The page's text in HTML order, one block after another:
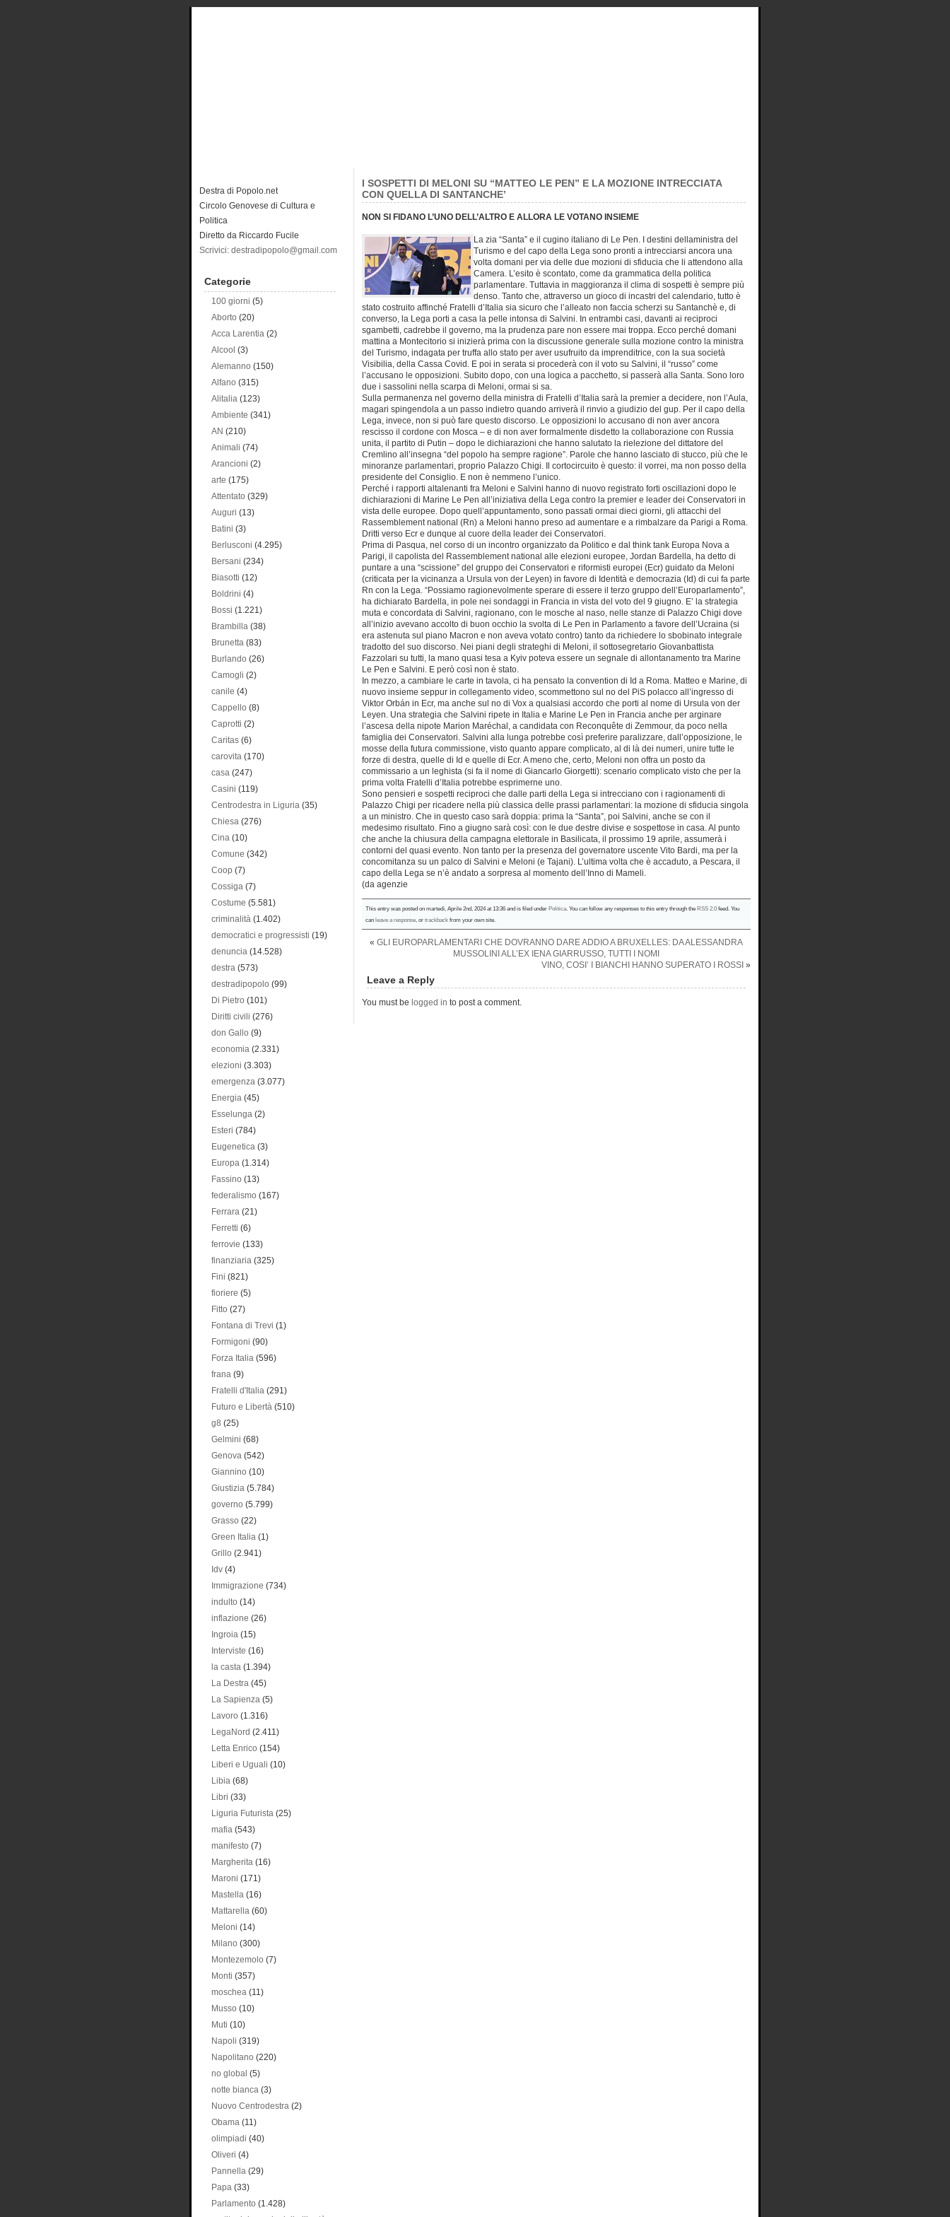
I SOSPETTI DI MELONI SU “MATTEO LE PEN” E LA MOZIONE INTRECCIATA
CON QUELLA DI SANTANCHE’
NON SI FIDANO L’UNO DELL’ALTRO E ALLORA LE VOTANO INSIEME
La zia “Santa” e il cugino italiano di Le Pen. I destini dellaministra del
Turismo e del capo della Lega sono pronti a intrecciarsi ancora una
volta domani per via delle due mozioni di sfiducia che li attendono alla
Camera. L’esito è scontato, come da grammatica della politica
parlamentare. Tuttavia in maggioranza il clima di sospetti è sempre più
denso. Tanto che, attraverso un gioco di incastri del calendario, tutto è
stato costruito affinché Fratelli d’Italia sia sicuro che l’alleato non faccia scherzi su Santanchè e, di
converso, la Lega porti a casa la pelle intonsa di Salvini. In entrambi casi, davanti ai reciproci
sgambetti, cadrebbe il governo, ma la prudenza pare non essere mai troppa. Ecco perché domani
mattina a Montecitorio si inizierà prima con la discussione generale sulla mozione contro la ministra
del Turismo, indagata per truffa allo stato per aver usufruito da imprenditrice, con la sua società
Visibilia, della Cassa Covid. E poi in serata si procederà con il voto su Salvini, il “russo” come
l’accusano le opposizioni. Subito dopo, con una logica a pacchetto, si passerà alla Santa. Sono loro
due i sassolini nella scarpa di Meloni, ormai si sa.
Sulla permanenza nel governo della ministra di Fratelli d’Italia sarà la premier a decidere, non l’Aula,
magari spingendola a un passo indietro quando arriverà il rinvio a giudizio del gup. Per il capo della
Lega, invece, non si può fare questo discorso. Le opposizioni lo accusano di non aver ancora
rescisso il cordone con Mosca – e di non aver formalmente disdetto la collaborazione con Russia
unita, il partito di Putin – dopo le dichiarazioni che hanno salutato la rielezione del dittatore del
Cremlino all’insegna “del popolo ha sempre ragione”. Parole che hanno lasciato di stucco, più che le
minoranze parlamentari, proprio Palazzo Chigi. Il cortocircuito è questo: il vorrei, ma non posso della
presidente del Consiglio. E non è nemmeno l’unico.
Perché i rapporti altalenanti fra Meloni e Salvini hanno di nuovo registrato forti oscillazioni dopo le
dichiarazioni di Marine Le Pen all’iniziativa della Lega contro la premier e leader dei Conservatori in
vista delle europee. Dopo quell’appuntamento, sono passati ormai dieci giorni, gli attacchi del
Rassemblement national (Rn) a Meloni hanno preso ad aumentare e a rimbalzare da Parigi a Roma.
Dritti verso Ecr e dunque al cuore della leader dei Conservatori.
Prima di Pasqua, nel corso di un incontro organizzato da Politico e dal think tank Europa Nova a
Parigi, il capolista del Rassemblement national alle elezioni europee, Jordan Bardella, ha detto di
puntare a una “scissione” del gruppo dei Conservatori e riformisti europei (Ecr) guidato da Meloni
(criticata per la vicinanza a Ursula von der Leyen) in favore di Identità e democrazia (Id) di cui fa parte
Rn con la Lega. “Possiamo ragionevolmente sperare di essere il terzo gruppo dell’Europarlamento”,
ha dichiarato Bardella, in pole nei sondaggi in Francia in vista del voto del 9 giugno. E’ la strategia
muta e concordata di Salvini, ragionano, con le mosche al naso, nelle stanze di Palazzo Chigi dove
all’inizio avevano accolto di buon occhio la svolta di Le Pen in Parlamento a favore dell’Ucraina (si
era astenuta sul piano Macron e non aveva votato contro) tanto da richiedere lo sbobinato integrale
tradotto del suo discorso. Nei piani degli strateghi di Meloni, il sottosegretario Giovanbattista
Fazzolari su tutti, la mano quasi tesa a Kyiv poteva essere un segnale di allontanamento tra Marine
Le Pen e Salvini. E però così non è stato.
In mezzo, a cambiare le carte in tavola, ci ha pensato la convention di Id a Roma. Matteo e Marine, di
nuovo insieme seppur in collegamento video, scommettono sul no del PiS polacco all’ingresso di
Viktor Orbán in Ecr, ma anche sul no di Vox a qualsiasi accordo che porti al nome di Ursula von der
Leyen. Una strategia che Salvini ripete in Italia e Marine Le Pen in Francia anche per arginare
l’ascesa della nipote Marion Maréchal, a candidata con Reconquête di Zemmour, da poco nella
famiglia dei Conservatori. Salvini alla lunga potrebbe così preferire paralizzare, dall’opposizione, le
mosse della futura commissione, visto quanto appare complicato, al di là dei numeri, unire tutte le
forze di destra, quelle di Id e quelle di Ecr. A meno che, certo, Meloni non offra un posto da
commissario a un leghista (si fa il nome di Giancarlo Giorgetti): scenario complicato visto che per la
prima volta Fratelli d’Italia potrebbe esprimerne uno.
Sono pensieri e sospetti reciproci che dalle parti della Lega si intrecciano con i ragionamenti di
Palazzo Chigi per ricadere nella più classica delle prassi parlamentari: la mozione di sfiducia singola
a un ministro. Che in questo caso sarà doppia: prima la “Santa”, poi Salvini, anche se con il
medesimo risultato. Fino a giugno sarà così: con le due destre divise e sospettose in casa. Al punto
che anche la chiusura della campagna elettorale in Basilicata, il prossimo 19 aprile, assumerà i
contorni del quasi evento. Non tanto per la presenza del governatore uscente Vito Bardi, ma per la
concomitanza su un palco di Salvini e Meloni (e Tajani). L’ultima volta che è accaduto, a Pescara, il
capo della Lega se n’è andato a sorpresa al momento dell’Inno di Mameli.
(da agenzie
This entry was posted on martedì, Aprile 2nd, 2024 at 13:36 and is filed under Politica . You can follow any responses to this entry through the RSS 2.0 feed. You
can leave a response , or trackback from your own site.
« GLI EUROPARLAMENTARI CHE DOVRANNO DARE ADDIO A BRUXELLES: DA ALESSANDRA
MUSSOLINI ALL’EX IENA GIARRUSSO, TUTTI I NOMI
VINO, COSI’ I BIANCHI HANNO SUPERATO I ROSSI »
Leave a Reply
You must be logged in to post a comment.
Destra di Popolo.net
Circolo Genovese di Cultura e
Politica
Diretto da Riccardo Fucile
Scrivici: destradipopolo@gmail.com
Categorie
100 giorni (5)
Aborto (20)
Acca Larentia (2)
Alcool (3)
Alemanno (150)
Alfano (315)
Alitalia (123)
Ambiente (341)
AN (210)
Animali (74)
Arancioni (2)
arte (175)
Attentato (329)
Auguri (13)
Batini (3)
Berlusconi (4.295)
Bersani (234)
Biasotti (12)
Boldrini (4)
Bossi (1.221)
Brambilla (38)
Brunetta (83)
Burlando (26)
Camogli (2)
canile (4)
Cappello (8)
Caprotti (2)
Caritas (6)
carovita (170)
casa (247)
Casini (119)
Centrodestra in Liguria (35)
Chiesa (276)
Cina (10)
Comune (342)
Coop (7)
Cossiga (7)
Costume (5.581)
criminalità (1.402)
democratici e progressisti (19)
denuncia (14.528)
destra (573)
destradipopolo (99)
Di Pietro (101)
Diritti civili (276)
don Gallo (9)
economia (2.331)
elezioni (3.303)
emergenza (3.077)
Energia (45)
Esselunga (2)
Esteri (784)
Eugenetica (3)
Europa (1.314)
Fassino (13)
federalismo (167)
Ferrara (21)
Ferretti (6)
ferrovie (133)
finanziaria (325)
Fini (821)
fioriere (5)
Fitto (27)
Fontana di Trevi (1)
Formigoni (90)
Forza Italia (596)
frana (9)
Fratelli d'Italia (291)
Futuro e Libertà (510)
g8 (25)
Gelmini (68)
Genova (542)
Giannino (10)
Giustizia (5.784)
governo (5.799)
Grasso (22)
Green Italia (1)
Grillo (2.941)
Idv (4)
Immigrazione (734)
indulto (14)
inflazione (26)
Ingroia (15)
Interviste (16)
la casta (1.394)
La Destra (45)
La Sapienza (5)
Lavoro (1.316)
LegaNord (2.411)
Letta Enrico (154)
Liberi e Uguali (10)
Libia (68)
Libri (33)
Liguria Futurista (25)
mafia (543)
manifesto (7)
Margherita (16)
Maroni (171)
Mastella (16)
Mattarella (60)
Meloni (14)
Milano (300)
Montezemolo (7)
Monti (357)
moschea (11)
Musso (10)
Muti (10)
Napoli (319)
Napolitano (220)
no global (5)
notte bianca (3)
Nuovo Centrodestra (2)
Obama (11)
olimpiadi (40)
Oliveri (4)
Pannella (29)
Papa (33)
Parlamento (1.428)